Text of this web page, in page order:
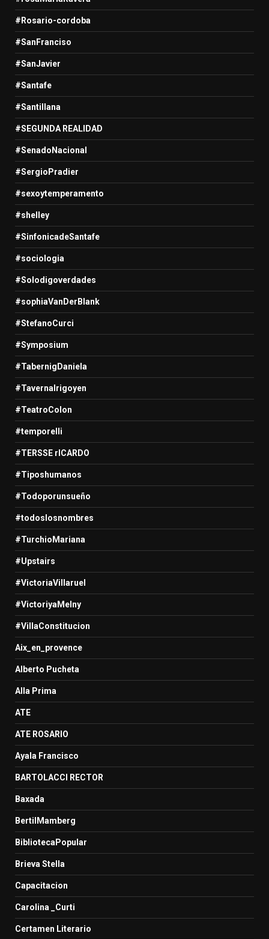
#Rosario-cordoba
#SanFranciso
#SanJavier
#Santafe
#Santillana
#SEGUNDA REALIDAD
#SenadoNacional
#SergioPradier
#sexoytemperamento
#shelley
#SinfonicadeSantafe
#sociologia
#Solodigoverdades
#sophiaVanDerBlank
#StefanoCurci
#Symposium
#TabernigDaniela
#TavernaIrigoyen
#TeatroColon
#temporelli
#TERSSE rICARDO
#Tiposhumanos
#Todoporunsueño
#todoslosnombres
#TurchioMariana
#Upstairs
#VictoriaVillaruel
#VictoriyaMelny
#VillaConstitucion
Aix_en_provence
Alberto Pucheta
Alla Prima
ATE
ATE ROSARIO
Ayala Francisco
BARTOLACCI RECTOR
Baxada
BertilMamberg
BibliotecaPopular
Brieva Stella
Capacitacion
Carolina _Curti
Certamen Literario